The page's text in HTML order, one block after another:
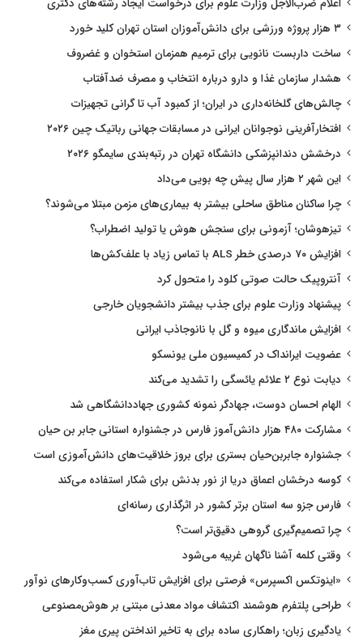
اعلام ضرب‌الاجل وزارت علوم برای درخواست ایجاد رشته‌های دکتری
۳ هزار پروژه ورزشی برای دانش‌آموزان استان تهران کلید خورد
ساخت داربست نانویی برای ترمیم همزمان استخوان و غضروف
هشدار سازمان غذا و دارو درباره انتخاب و مصرف ضدآفتاب
چالش‌های گلخانه‌داری در ایران؛ از کمبود آب تا گرانی تجهیزات
افتخارآفرینی نوجوانان ایرانی در مسابقات جهانی رباتیک چین ۲۰۲۶
درخشش دندانپزشکی دانشگاه تهران در رتبه‌بندی سایمگو ۲۰۲۶
این شهر ۲ هزار سال پیش چه بویی می‌داد
چرا ساکنان مناطق ساحلی بیشتر به بیماری‌های مزمن مبتلا می‌شوند؟
تیزهوشان؛ آزمونی برای سنجش هوش یا تولید اضطراب؟
افزایش ۷۰ درصدی خطر ALS با تماس زیاد با علف‌کش‌ها
آنتروپیک حالت صوتی کلود را متحول کرد
پیشنهاد وزارت علوم برای جذب بیشتر دانشجویان خارجی
افزایش ماندگاری میوه و گل با نانوجاذب ایرانی
عضویت ایرانداک در کمیسیون ملی یونسکو
دیابت نوع ۲ علائم یائسگی را تشدید می‌کند
الهام احسان دوست، جهادگر نمونه کشوری جهاددانشگاهی شد
مشارکت ۴۸۰ هزار دانش‌آموز فارس در جشنواره استانی جابر بن حیان
جشنواره جابربن‌حیان بستری برای بروز خلاقیت‌های دانش‌آموزی است
کوسه درخشان اعماق دریا از نور بدنش برای شکار استفاده می‌کند
فارس جزو سه استان برتر کشور در اثرگذاری رسانه‌ای
چرا تصمیم‌گیری گروهی دقیق‌تر است؟
وقتی کلمه آشنا ناگهان غریبه می‌شود
«اینوتکس اکسپرس» فرصتی برای افزایش تاب‌آوری کسب‌وکارهای نوآور
طراحی پلتفرم هوشمند اکتشاف مواد معدنی مبتنی بر هوش‌مصنوعی
یادگیری زبان؛ راهکاری ساده برای به تاخیر انداختن پیری مغز